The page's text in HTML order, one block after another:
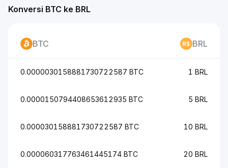
Konversi BTC ke BRL
BTC BRL
0.0000030158881730722587 BTC 1 BRL
0.0000150794408653612935 BTC 5 BRL
0.000030158881730722587 BTC 10 BRL
0.000060317763461445174 BTC 20 BRL